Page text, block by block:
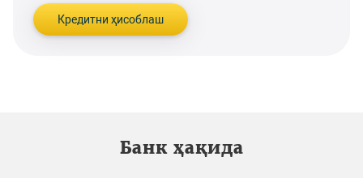
Кредитни ҳисоблаш
Банк ҳақида